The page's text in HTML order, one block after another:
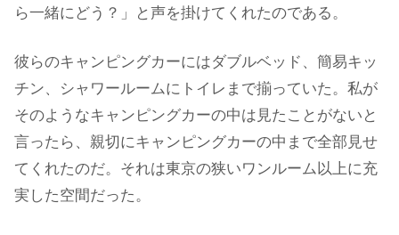
ら一緒にどう？」と声を掛けてくれたのである。
彼らのキャンピングカーにはダブルベッド、簡易キッ
チン、シャワールームにトイレまで揃っていた。私が
そのようなキャンピングカーの中は見たことがないと
言ったら、親切にキャンピングカーの中まで全部見せ
てくれたのだ。それは東京の狭いワンルーム以上に充
実した空間だった。